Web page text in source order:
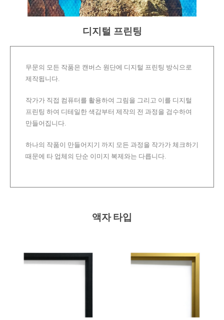
디지털 프린팅
무문의 모든 작품은 캔버스 원단에 디지털 프린팅 방식으로
제작됩니다.
작가가 직접 컴퓨터를 활용하여 그림을 그리고 이를 디지털
프린팅 하여 디테일한 색감부터 제작의 전 과정을 검수하여
만들어집니다.
하나의 작품이 만들어지기 까지 모든 과정을 작가가 체크하기
때문에 타 업체의 단순 이미지 복제와는 다릅니다.
액자 타입